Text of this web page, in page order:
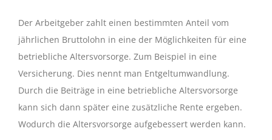
Der Arbeitgeber zahlt einen bestimmten Anteil vom
jährlichen Bruttolohn in eine der Möglichkeiten für eine
betriebliche Altersvorsorge. Zum Beispiel in eine
Versicherung. Dies nennt man Entgeltumwandlung.
Durch die Beiträge in eine betriebliche Altersvorsorge
kann sich dann später eine zusätzliche Rente ergeben.
Wodurch die Altersvorsorge aufgebessert werden kann.